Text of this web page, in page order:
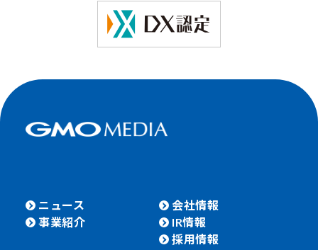
ニュース
事業紹介
会社情報
IR情報
採用情報